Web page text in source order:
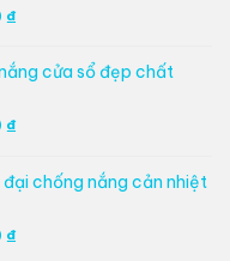
₫Giá
tại
là:
270.000 ₫.
cửa sổ đẹp chất
₫.
₫Giá
tại
là:
270.000 ₫.
đại chống nắng cản nhiệt
₫Giá